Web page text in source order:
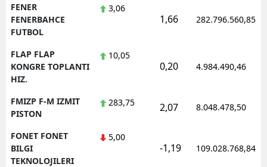
FENER
FENERBAHCE
FUTBOL
3,06
1,66 282.796.560,85
FLAP FLAP
KONGRE TOPLANTI
HIZ.
10,05
0,20 4.984.490,46
FMIZP F-M IZMIT
PISTON
283,75 2,07 8.048.478,50
FONET FONET
BILGI
TEKNOLOJILERI
5,00
-1,19 109.028.768,84